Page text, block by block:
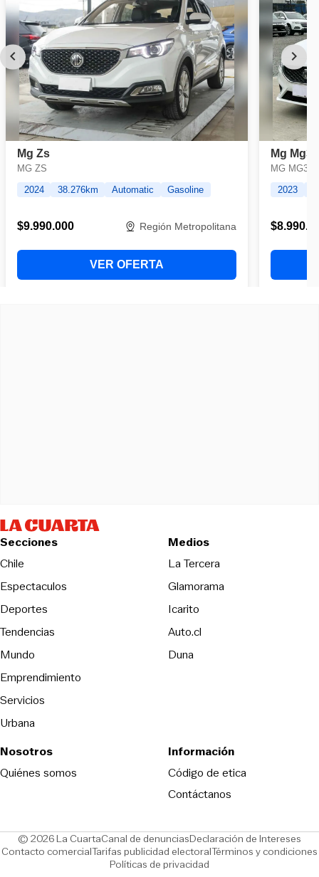
Secciones
Chile
Espectaculos
Deportes
Tendencias
Mundo
Emprendimiento
Servicios
Urbana
Medios
La TerceraOpens in new
Glamorama
Icarito
Auto.cl
DunaOpens in new window
Nosotros
Quiénes somos
Información
Código de eticaOpens in new
Contáctanos
© 2026 La CuartaCanal de denunciasOpens in new window
Declaración de Intereses
Contacto comercialOpens in new window
Tarifas publicidad electoralOpens in new window
Términos y condiciones
Políticas de privacidad